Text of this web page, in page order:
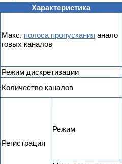
Характеристика
Макс. полоса пропускания анало
говых каналов
Режим дискретизации
Количество каналов
Регистрация
Режим